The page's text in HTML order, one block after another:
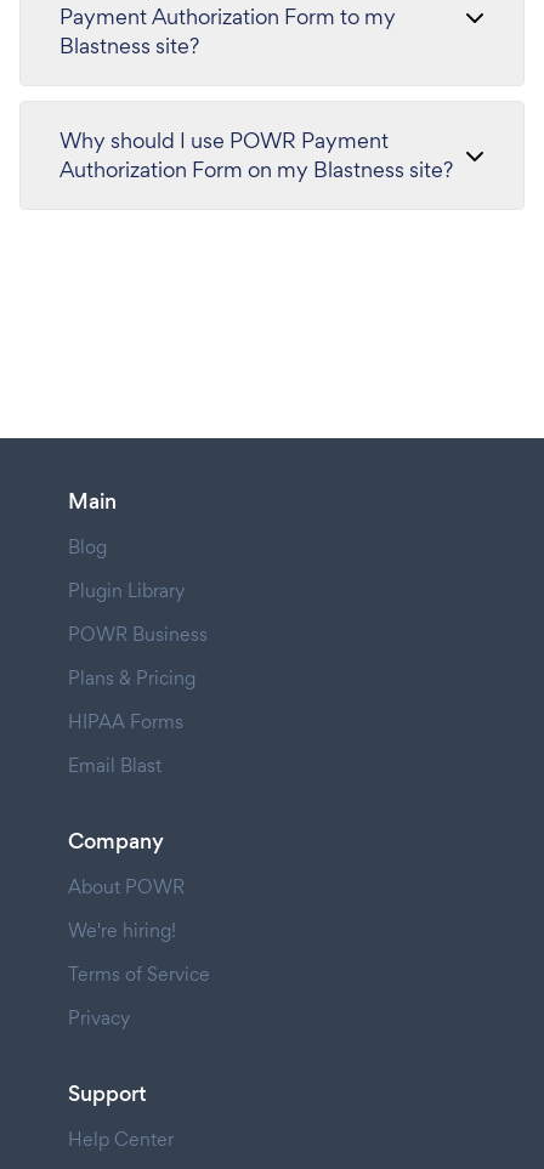
Payment Authorization Form to my
Blastness site?
Why should I use POWR Payment
Authorization Form on my Blastness site?
Main
Blog
Plugin Library
POWR Business
Plans & Pricing
HIPAA Forms
Email Blast
Company
About POWR
We're hiring!
Terms of Service
Privacy
Support
Help Center